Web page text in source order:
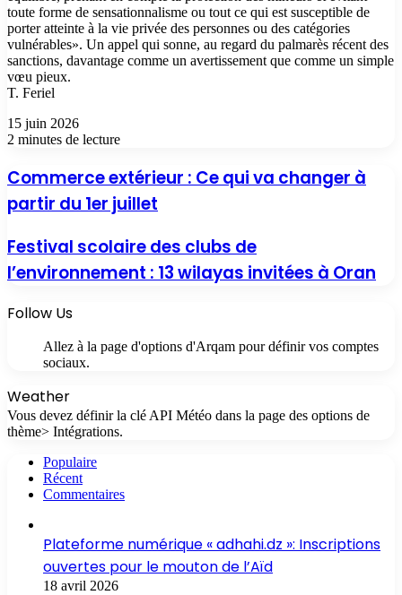
toute forme de sensationnalisme ou tout ce qui est susceptible de
porter atteinte à la vie privée des personnes ou des catégories
vulnérables». Un appel qui sonne, au regard du palmarès récent des
sanctions, davantage comme un avertissement que comme un simple
vœu pieux.
T. Feriel
15 juin 2026
2 minutes de lecture
Commerce extérieur : Ce qui va changer à
partir du 1er juillet
Festival scolaire des clubs de
l’environnement : 13 wilayas invitées à Oran
Follow Us
Allez à la page d'options d'Arqam pour définir vos comptes
sociaux.
Weather
Vous devez définir la clé API Météo dans la page des options de
thème> Intégrations.
Populaire
Récent
Commentaires
Plateforme numérique « adhahi.dz »: Inscriptions
ouvertes pour le mouton de l’Aïd
18 avril 2026